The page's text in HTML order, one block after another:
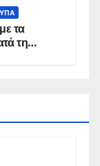
τα
τη